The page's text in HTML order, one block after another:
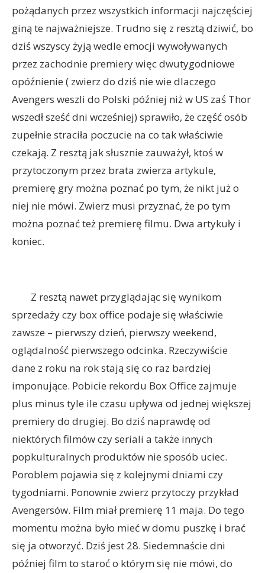
pożądanych przez wszystkich informacji najczęściej
giną te najważniejsze. Trudno się z resztą dziwić, bo
dziś wszyscy żyją wedle emocji wywoływanych
przez zachodnie premiery więc dwutygodniowe
opóźnienie ( zwierz do dziś nie wie dlaczego
Avengers weszli do Polski później niż w US zaś Thor
wszedł sześć dni wcześniej) sprawiło, że część osób
zupełnie straciła poczucie na co tak właściwie
czekają. Z resztą jak słusznie zauważył, ktoś w
przytoczonym przez brata zwierza artykule,
premierę gry można poznać po tym, że nikt już o
niej nie mówi. Zwierz musi przyznać, że po tym
można poznać też premierę filmu. Dwa artykuły i
koniec.
Z resztą nawet przyglądając się wynikom
sprzedaży czy box office podaje się właściwie
zawsze – pierwszy dzień, pierwszy weekend,
oglądalność pierwszego odcinka. Rzeczywiście
dane z roku na rok stają się co raz bardziej
imponujące. Pobicie rekordu Box Office zajmuje
plus minus tyle ile czasu upływa od jednej większej
premiery do drugiej. Bo dziś naprawdę od
niektórych filmów czy seriali a także innych
popkulturalnych produktów nie sposób uciec.
Poroblem pojawia się z kolejnymi dniami czy
tygodniami. Ponownie zwierz przytoczy przykład
Avengersów. Film miał premierę 11 maja. Do tego
momentu można było mieć w domu puszkę i brać
się ja otworzyć. Dziś jest 28. Siedemnaście dni
później film to staroć o którym się nie mówi, do